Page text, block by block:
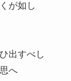
くが如し
出すべし
へ